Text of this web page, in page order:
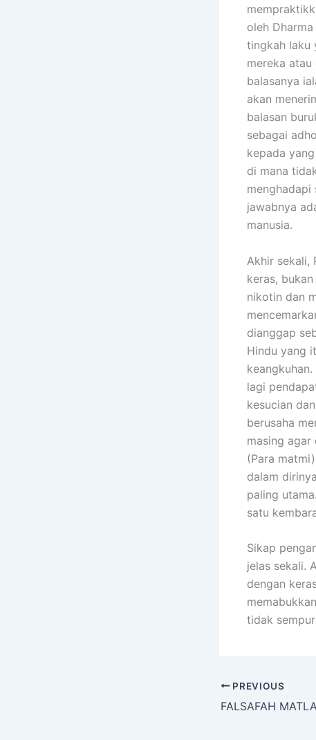
oleh
tingkah laku
mereka
balasanya
akan
balasan
sebagai
kepada
di mana
menghadapi
jawabnya
manusia.
Akhir sekali,
keras,
nikotin dan
dianggap
Hindu yang
lagi
kesucian
berusaha
masing
(Para
dalam
paling
satu
Sikap
jelas sekali.
dengan
tidak
PREVIOUS